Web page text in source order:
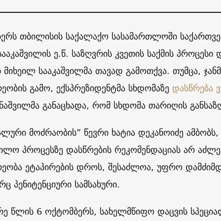
თბილისის საქალაქო სასამართლოში
ე.წ. საზღვრის კვეთის საქმის პროცესი
სააკაშვილმა თავად გამოთქვა. თუმცა,
გამო, ექსპრეზიდენტმა სხდომაზე დასწრება
განაცხადა, რომ სხდომა თარიღის
მოძრაობის” წევრი ხატია დეკანოიძე
პროცესზე დასწრების რეკომენდაციას არ
ეტაპირების დროს, შესაძლოა, უფრო
პენიტენციური სამსახური.
წლის 6 ოქტომბერს, სახელმწიფო დაცვის